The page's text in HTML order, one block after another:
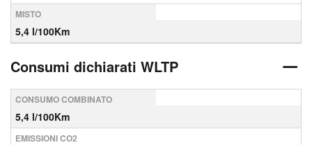
MISTO
5,4 l/100Km
Consumi dichiarati WLTP
CONSUMO COMBINATO
5,4 l/100Km
EMISSIONI CO2